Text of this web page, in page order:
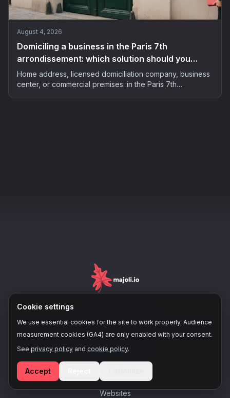
Cookie settings
We use essential cookies for the site to work properly. Audience
measurement cookies (GA4) are only enabled with your consent.
See privacy policy and cookie policy.
Accept
August 4, 2026
Domiciling a business in the Paris 7th
arrondissement: which solution should you
choose in 2026?
Home address, licensed domiciliation company, business
center, or commercial premises: in the Paris 7th
X
Websites